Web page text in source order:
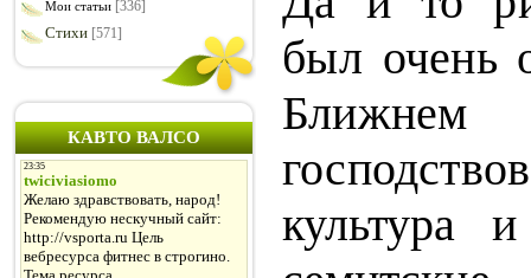
Мои статьи [336]
Стихи [571]
КАВТО ВАЛСО
был очень
Ближнем
господствов
культура